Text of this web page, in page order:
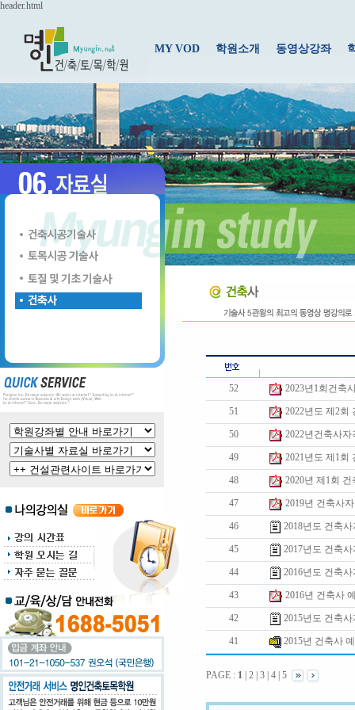
header.html
MY VOD 학원소개 동영상강좌
52 2023년1회건축
51 2022년도 제2회
50 2022년건축사
49 2021년도 제1회
48 2020년 제1회
47 2019년 건축사
46 2018년도 건축
45 2017년도 건축
44 2016년도 건축
43 2016년 건축사
42 2015년도 건축
41 2015년 건축사
PAGE : 1 2 3 4 5